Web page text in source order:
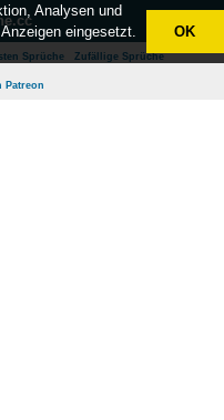
Sprüche Zufällige Sprüche
Patreon
Analysen und
eingesetzt.
OK